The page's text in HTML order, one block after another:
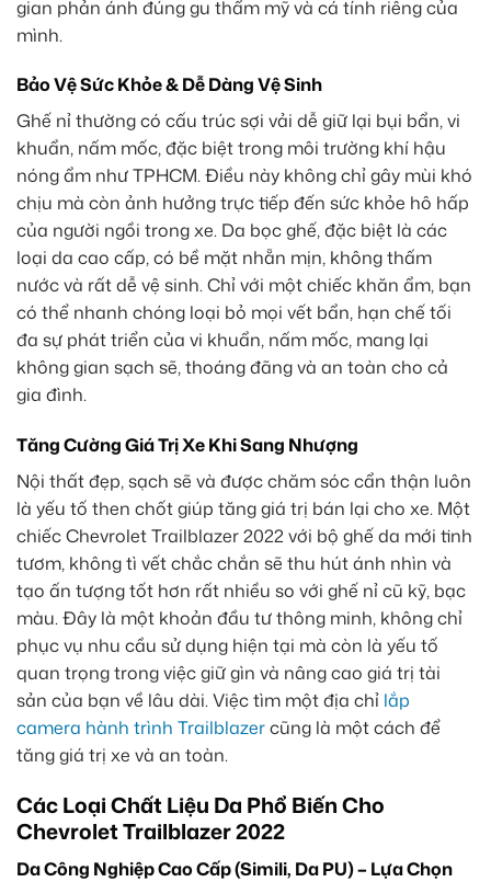
gian phản ánh đúng gu thẩm mỹ và cá tính riêng của
mình.
Bảo Vệ Sức Khỏe & Dễ Dàng Vệ Sinh
Ghế nỉ thường có cấu trúc sợi vải dễ giữ lại bụi bẩn, vi
khuẩn, nấm mốc, đặc biệt trong môi trường khí hậu
nóng ẩm như TPHCM. Điều này không chỉ gây mùi khó
chịu mà còn ảnh hưởng trực tiếp đến sức khỏe hô hấp
của người ngồi trong xe. Da bọc ghế, đặc biệt là các
loại da cao cấp, có bề mặt nhẵn mịn, không thấm
nước và rất dễ vệ sinh. Chỉ với một chiếc khăn ẩm, bạn
có thể nhanh chóng loại bỏ mọi vết bẩn, hạn chế tối
đa sự phát triển của vi khuẩn, nấm mốc, mang lại
không gian sạch sẽ, thoáng đãng và an toàn cho cả
gia đình.
Tăng Cường Giá Trị Xe Khi Sang Nhượng
Nội thất đẹp, sạch sẽ và được chăm sóc cẩn thận luôn
là yếu tố then chốt giúp tăng giá trị bán lại cho xe. Một
chiếc Chevrolet Trailblazer 2022 với bộ ghế da mới tinh
tươm, không tì vết chắc chắn sẽ thu hút ánh nhìn và
tạo ấn tượng tốt hơn rất nhiều so với ghế nỉ cũ kỹ, bạc
màu. Đây là một khoản đầu tư thông minh, không chỉ
phục vụ nhu cầu sử dụng hiện tại mà còn là yếu tố
quan trọng trong việc giữ gìn và nâng cao giá trị tài
sản của bạn về lâu dài. Việc tìm một địa chỉ lắp
camera hành trình Trailblazercũng là một cách để
tăng giá trị xe và an toàn.
Các Loại Chất Liệu Da Phổ Biến Cho
Chevrolet Trailblazer 2022
Da Công Nghiệp Cao Cấp (Simili, Da PU) – Lựa Chọn